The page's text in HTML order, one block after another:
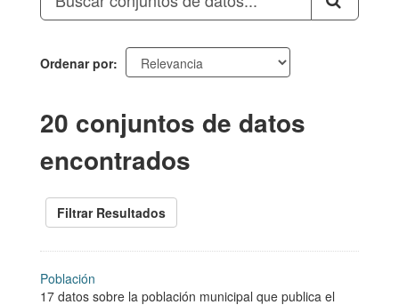
Ordenar por
20 conjuntos de datos
encontrados
Filtrar Resultados
Población
17 datos sobre la población municipal que publica el